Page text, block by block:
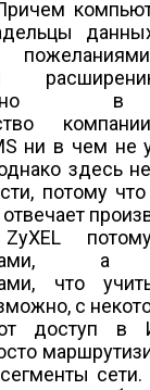
в
ни в чем не
здесь
потому
ZyXEL
что
с
доступ в
сети.